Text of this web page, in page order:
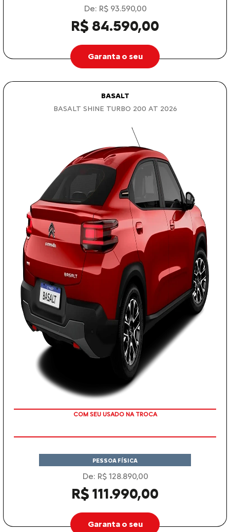
De: R$ 93.590,00
R$ 84.590,00
Garanta o seu
BASALT
BASALT SHINE TURBO 200 AT 2026
TAXA ZERO
PESSOA FÍSICA
De: R$ 128.890,00
R$ 111.990,00
Garanta o seu